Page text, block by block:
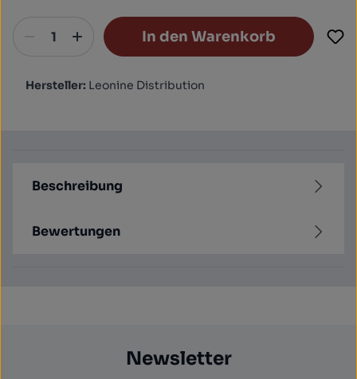
In den Warenkorb
Hersteller: Leonine Distribution
Beschreibung
Bewertungen
Newsletter